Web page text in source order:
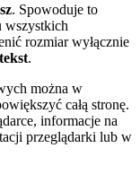
. Spowoduje to
wszystkich
rozmiar wyłącznie
.
można w
całą stronę.
informacje na
przeglądarki lub w